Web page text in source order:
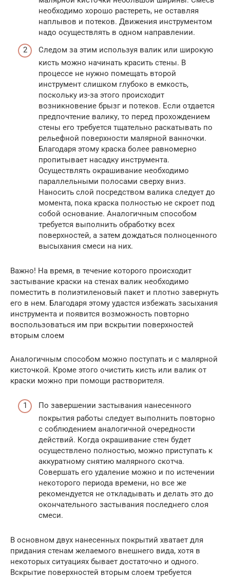
необходимо хорошо растереть, не оставляя
наплывов и потеков. Движения инструментом
надо осуществлять в одном направлении.
Следом за этим используя валик или широкую
кисть можно начинать красить стены. В
процессе не нужно помещать второй
инструмент слишком глубоко в емкость,
поскольку из-за этого происходит
возникновение брызг и потеков. Если отдается
предпочтение валику, то перед прохождением
стены его требуется тщательно раскатывать по
рельефной поверхности малярной ванночки.
Благодаря этому краска более равномерно
пропитывает насадку инструмента.
Осуществлять окрашивание необходимо
параллельными полосами сверху вниз.
Наносить слой посредством валика следует до
момента, пока краска полностью не скроет под
собой основание. Аналогичным способом
требуется выполнить обработку всех
поверхностей, а затем дождаться полноценного
высыхания смеси на них.
Важно! На время, в течение которого происходит
застывание краски на стенах валик необходимо
поместить в полиэтиленовый пакет и плотно завернуть
его в нем. Благодаря этому удастся избежать засыхания
инструмента и появится возможность повторно
воспользоваться им при вскрытии поверхностей
вторым слоем
Аналогичным способом можно поступать и с малярной
кисточкой. Кроме этого очистить кисть или валик от
краски можно при помощи растворителя.
По завершении застывания нанесенного
покрытия работы следует выполнить повторно
с соблюдением аналогичной очередности
действий. Когда окрашивание стен будет
осуществлено полностью, можно приступать к
аккуратному снятию малярного скотча.
Совершать его удаление можно и по истечении
некоторого периода времени, но все же
рекомендуется не откладывать и делать это до
окончательного застывания последнего слоя
смеси.
В основном двух нанесенных покрытий хватает для
придания стенам желаемого внешнего вида, хотя в
некоторых ситуациях бывает достаточно и одного.
Вскрытие поверхностей вторым слоем требуется